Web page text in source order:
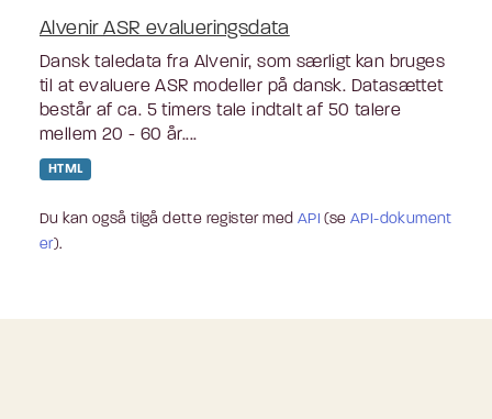
Alvenir ASR evalueringsdata
Dansk taledata fra Alvenir, som særligt kan bruges
til at evaluere ASR modeller på dansk. Datasættet
består af ca. 5 timers tale indtalt af 50 talere
mellem 20 - 60 år....
HTML
Du kan også tilgå dette register med API (seAPI-dokument
er).